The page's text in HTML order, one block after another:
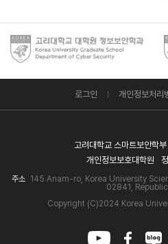
로그인 개인정보처리
고려대학교 스마트보안학부
개인정보보호대학원
주소 145 Anam-ro, Korea University
02841,
Copyright (C)2024 Korea